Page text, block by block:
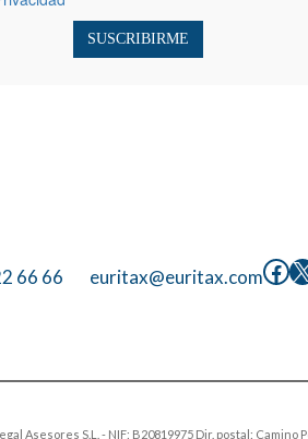
66 66 euritax@euritax.com X
Asesores S.L. - NIF: B20819975 Dir. postal: Camino